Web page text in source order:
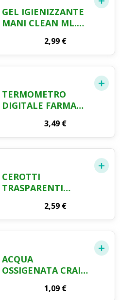
GEL IGIENIZZANTE
MANI CLEAN ML.
2,99 €
TERMOMETRO
DIGITALE FARMA
3,49 €
CEROTTI
TRASPARENTI
PROTETTIVI FARMA
CRAI X 30
2,59 €
ACQUA
OSSIGENATA CRAI
1,09 €